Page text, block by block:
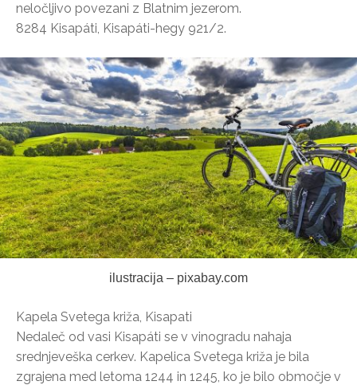
neločljivo povezani z Blatnim jezerom.
8284 Kisapáti, Kisapáti-hegy 921/2.
ilustracija – pixabay.com
Kapela Svetega križa, Kisapati
Nedaleč od vasi Kisapáti se v vinogradu nahaja
srednjeveška cerkev. Kapelica Svetega križa je bila
zgrajena med letoma 1244 in 1245, ko je bilo območje v